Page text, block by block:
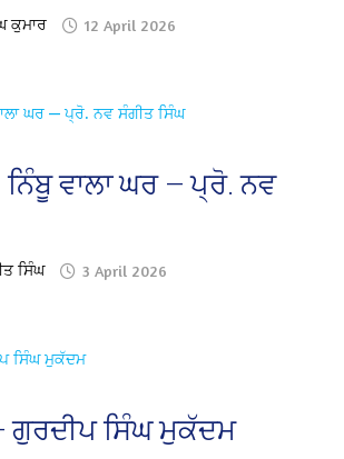
ਕੁਮਾਰ 12 April 2026
ਨਿੰਬੂ ਵਾਲਾ ਘਰ — ਪ੍ਰੋ. ਨਵ
ਸਿੰਘ 3 April 2026
ਗੁਰਦੀਪ ਸਿੰਘ ਮੁਕੱਦਮ